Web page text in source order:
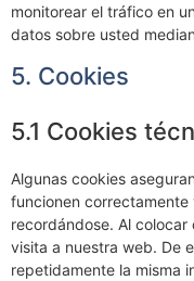
monitorear el tráfico en
datos sobre usted
5. Cookies
5.1 Cookies
Algunas cookies
funcionen
recordándose. Al
visita a nuestra web. De
repetidamente la misma